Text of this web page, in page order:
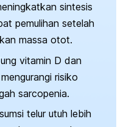
sintesis
pemulihan setelah
massa otot.
vitamin D dan
risiko
sarcopenia.
telur utuh lebih